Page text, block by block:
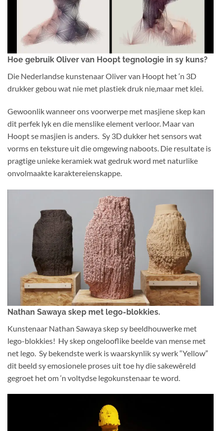
Hoe gebruik Oliver van Hoopt tegnologie in sy kuns?
Die Nederlandse kunstenaar Oliver van Hoopt het ‘n 3D
drukker gebou wat nie met plastiek druk nie,maar met klei.
Gewoonlik wanneer ons voorwerpe met masjiene skep kan
dit perfek lyk en die menslike element verloor. Maar van
Hoopt se masjien is anders. Sy 3D dukker het sensors wat
vorms en teksture uit die omgewing naboots. Die resultate is
pragtige unieke keramiek wat gedruk word met naturlike
onvolmaakte karaktereienskappe.
Nathan Sawaya skep met lego-blokkies.
Kunstenaar Nathan Sawaya skep sy beeldhouwerke met
lego-blokkies! Hy skep ongelooflike beelde van mense met
net lego. Sy bekendste werk is waarskynlik sy werk “Yellow”
dit beeld sy emosionele proses uit toe hy die sakewêreld
gegroet het om ‘n voltydse legokunstenaar te word.